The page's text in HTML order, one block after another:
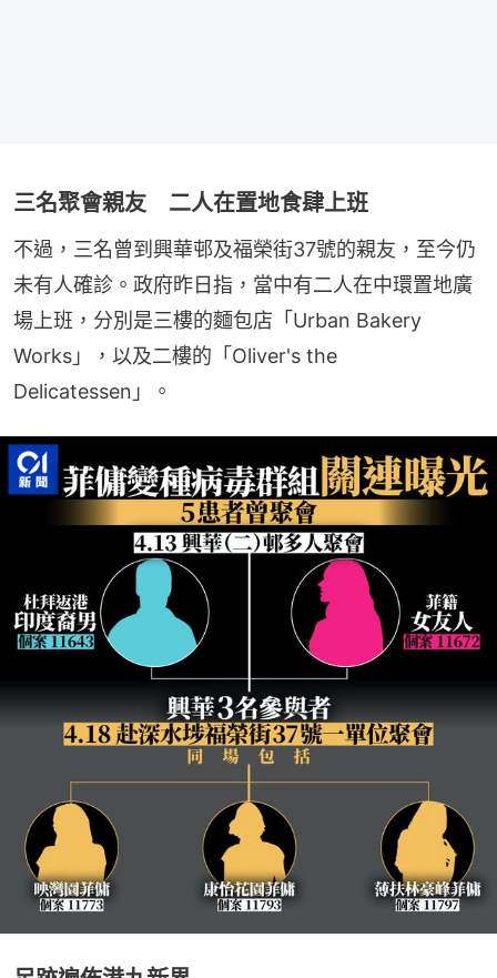
三名聚會親友 二人在置地食肆上班
不過，三名曾到興華邨及福榮街37號的親友，至今仍
未有人確診。政府昨日指，當中有二人在中環置地廣
場上班，分別是三樓的麵包店「Urban Bakery
Works」，以及二樓的「Oliver's the
Delicatessen」。